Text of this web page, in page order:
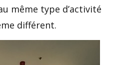
même type d’activité
différent.